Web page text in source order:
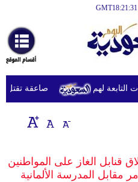
أخبارعاجلة
رياضة
ثقافة
إقتصاد
وموسيقى
صاعقة تقتل لاعبا لهم
قنابل الغاز على المواطنين
مقابل المدرسة الألمانية